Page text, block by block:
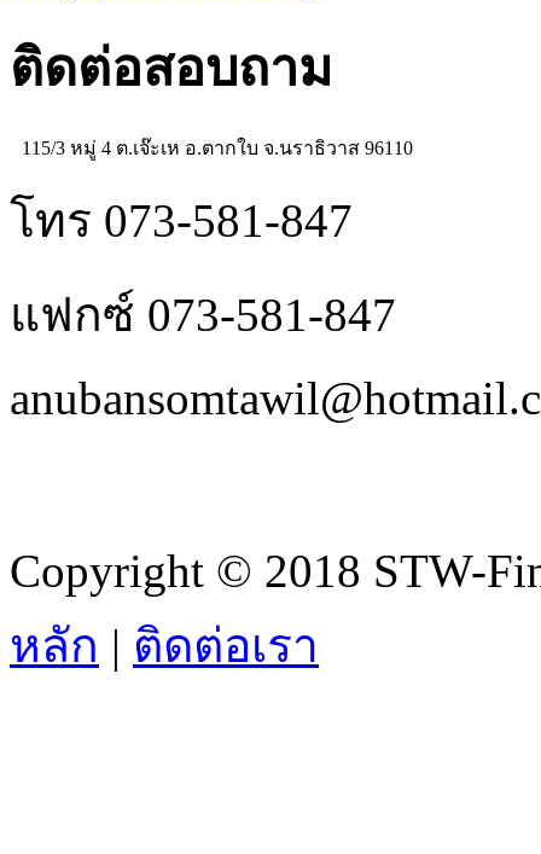
ติดต่อสอบถาม
115/3 หมู่ 4 ต.เจ๊ะเห อ.ตากใบ จ.นราธิวาส 96110
โทร 073-581-847
แฟกซ์ 073-581-847
Copyright © 2018 STW-
หลัก | ติดต่อเรา